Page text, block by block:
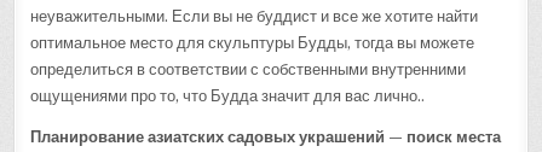
неуважительными. Если вы не буддист и все же хотите найти
оптимальное место для скульптуры Будды, тогда вы можете
определиться в соответствии с собственными внутренними
ощущениями про то, что Будда значит для вас лично..
Планирование азиатских садовых украшений — поиск места